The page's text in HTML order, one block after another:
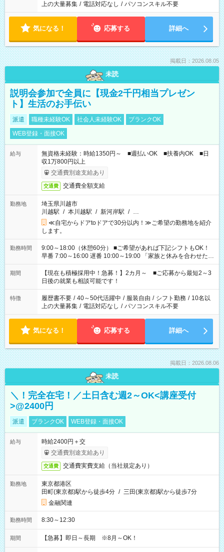
上の大量募集 / 電話対応なし / パソコンスキル不要
気になる！ 応募する 詳細へ
掲載日：2026.08.05
未読
説明会参加で全員に【現金2千円相当プレゼン
ト】生活のお手伝い
派遣 職種未経験OK 社会人未経験OK
ブランクOK
WEB登録・面接OK
給与
無資格未経験：時給1350円～ ■週払いOK ■扶養内OK ■日
収1万800円以上
交通費別途支給あり
交通費 交通費全額支給
勤務地
埼玉県川越市
川越駅 / 本川越駅 / 新河岸駅 / …
≪自宅からドアtoドアで30分以内！≫ご希望の勤務地を紹介
します。
勤務時間
9:00～18:00（休憩60分） ■ご希望があれば下記シフトもOK！
早番 7:00～16:00 遅番 10:00～19:00 「家族と休みを合わせた
い」 「余裕を持って夕飯の準備がしたい」 「できれば残業はし
たくない」 など、ご希望を教えてくださいね。 ※Wワーク希望
の方へ 今ご覧のお仕事で希望する勤務時間と、もう1つのお仕事
の勤務時間。 合計で週40時間を超える場合は応募できません。
期間
【現在も積極採用中！急募！】2カ月～ ■ご応募から最短2～3
日後の就業も相談可能です！
特徴 履歴書不要 / 40～50代活躍中 / 服装自由 / シフト勤務 / 10名以
上の大量募集 / 電話対応なし / パソコンスキル不要
気になる！ 応募する 詳細へ
掲載日：2026.08.06
未読
＼！完全在宅！／土日含む週2～OK<講座受付
>@2400円
派遣 ブランクOK WEB登録・面接OK
給与
時給2400円＋交
交通費別途支給あり
交通費 交通費実費支給（当社規定あり）
勤務地
東京都港区
田町(東京都)駅から徒歩4分 / 三田(東京都)駅から徒歩7分
金融関連
勤務時間 8:30～12:30
期間 【急募】即日～長期 ※8月～OK！